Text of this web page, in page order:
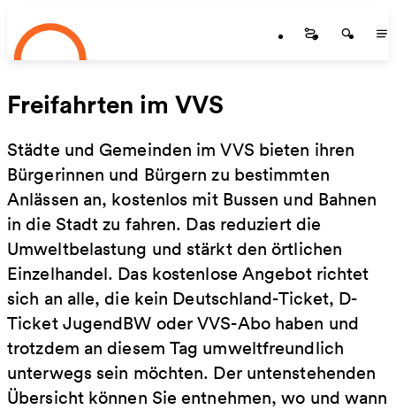
Zum Hauptinhalt springen
Startseite
Freifahrten im VVS
Städte und Gemeinden im VVS bieten ihren
Bürgerinnen und Bürgern zu bestimmten
Anlässen an, kostenlos mit Bussen und Bahnen
in die Stadt zu fahren. Das reduziert die
Umweltbelastung und stärkt den örtlichen
Einzelhandel. Das kostenlose Angebot richtet
sich an alle, die kein Deutschland-Ticket, D-
Ticket JugendBW oder VVS-Abo haben und
trotzdem an diesem Tag umweltfreundlich
unterwegs sein möchten. Der untenstehenden
Übersicht können Sie entnehmen, wo und wann